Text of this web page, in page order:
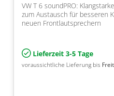
VW T 6 soundPRO:
zum Austausch für besseren
neuen Frontlautsprechern
Lieferzeit 3-5 Tage
voraussichtliche Lieferung bis